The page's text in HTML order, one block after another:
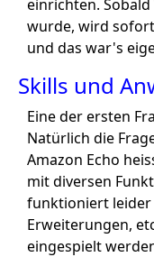
einrichten.
wurde, wird
und das war's
Skills und
Eine der ersten
Natürlich die
Amazon Echo
mit diversen
funktioniert leider
Erweiterungen,
eingespielt